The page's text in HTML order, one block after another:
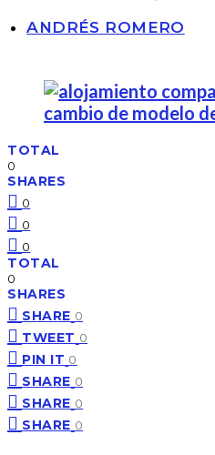
ANDRÉS ROMERO
TOTAL
0
SHARES
0
0
0
TOTAL
0
SHARES
SHARE 0
TWEET 0
PIN IT 0
SHARE 0
SHARE 0
SHARE 0